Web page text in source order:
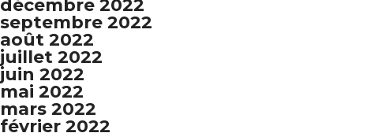
décembre 2022
septembre 2022
août 2022
juillet 2022
juin 2022
mai 2022
mars 2022
février 2022